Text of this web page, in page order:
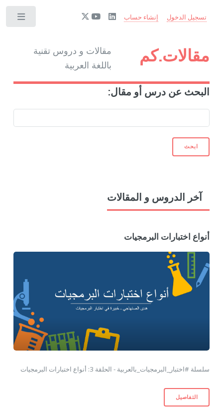
مقالات.كم
مقالات و دروس تقنية
باللغة العربية
تسجيل الدخول إنشاء حساب
البحث عن درس أو مقال:
ابحث
آخر الدروس و المقالات
أنواع اختبارات البرمجيات
سلسلة #اختبار_البرمجيات_بالعربية - الحلقة 3: أنواع اختبارات البرمجيات
التفاصيل